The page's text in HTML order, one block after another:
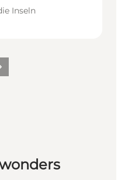
Inseln